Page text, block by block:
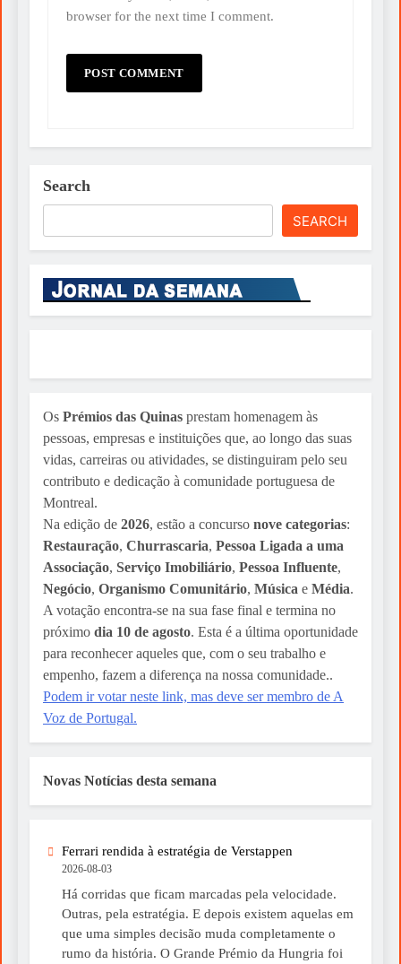
browser for the next time I comment.
Search
SEARCH
Os Prémios das Quinas prestam homenagem às
pessoas, empresas e instituições que, ao longo das suas
vidas, carreiras ou atividades, se distinguiram pelo seu
contributo e dedicação à comunidade portuguesa de
Montreal.
Na edição de 2026, estão a concurso nove categorias:
Restauração, Churrascaria, Pessoa Ligada a uma
Associação, Serviço Imobiliário, Pessoa Influente,
Negócio, Organismo Comunitário, Música e Média.
A votação encontra-se na sua fase final e termina no
próximo dia 10 de agosto. Esta é a última oportunidade
para reconhecer aqueles que, com o seu trabalho e
empenho, fazem a diferença na nossa comunidade..
Podem ir votar neste link, mas deve ser membro de A
Voz de Portugal.
Novas Notícias desta semana
Ferrari rendida à estratégia de Verstappen
2026-08-03
Há corridas que ficam marcadas pela velocidade.
Outras, pela estratégia. E depois existem aquelas em
que uma simples decisão muda completamente o
rumo da história. O Grande Prémio da Hungria foi